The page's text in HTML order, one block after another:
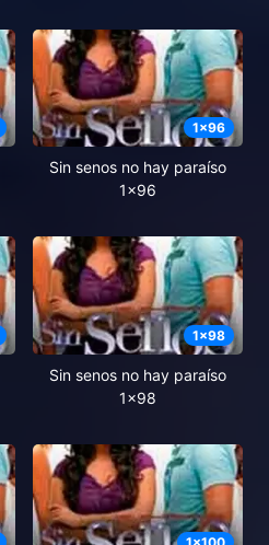
1x96
Sin senos no hay paraíso
1x96
1x98
Sin senos no hay paraíso
1x98